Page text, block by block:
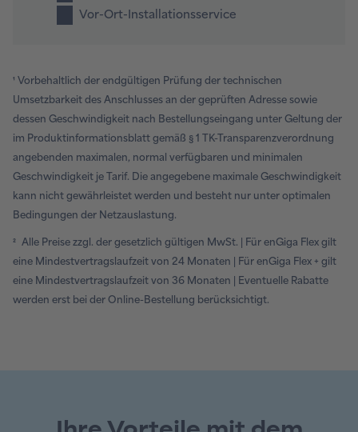
Vor-Ort-Installationsservice
¹ Vorbehaltlich der endgültigen Prüfung der technischen
Umsetzbarkeit des Anschlusses an der geprüften Adresse sowie
dessen Geschwindigkeit nach Bestellungseingang unter Geltung der
im Produktinformationsblatt gemäß § 1 TK-Transparenzverordnung
angebenden maximalen, normal verfügbaren und minimalen
Geschwindigkeit je Tarif. Die angegebene maximale Geschwindigkeit
kann nicht gewährleistet werden und besteht nur unter optimalen
Bedingungen der Netzauslastung.
² Alle Preise zzgl. der gesetzlich gültigen MwSt. | Für enGiga Flex gilt
eine Mindestvertragslaufzeit von 24 Monaten | Für enGiga Flex + gilt
eine Mindestvertragslaufzeit von 36 Monaten | Eventuelle Rabatte
werden erst bei der Online-Bestellung berücksichtigt.